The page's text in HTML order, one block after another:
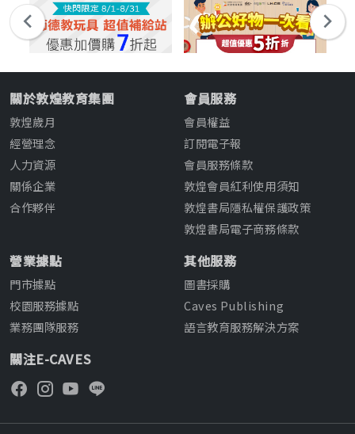
關於敦煌教育集團
敦煌歲月
經營理念
人力資源
關係企業
合作夥伴
會員服務
會員權益
訂閱電子報
會員服務條款
敦煌會員紅利使用須知
敦煌書局隱私權保護政策
敦煌書局電子商務條款
營業據點
門市據點
校園服務據點
業務團隊服務
其他服務
圖書採購
Caves Publishing
語言教育服務解決方案
關注E-CAVES